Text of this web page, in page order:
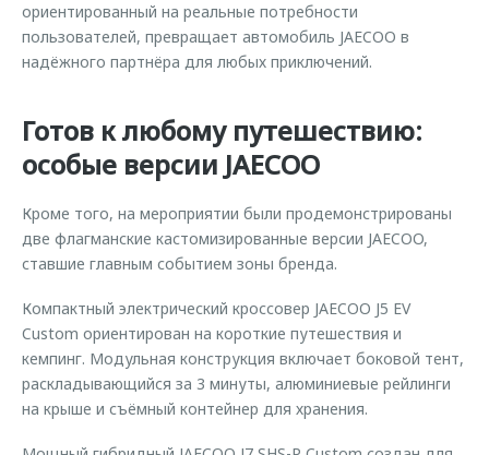
ориентированный на реальные потребности
пользователей, превращает автомобиль JAECOO в
надёжного партнёра для любых приключений.
Готов к любому путешествию:
особые версии JAECOO
Кроме того, на мероприятии были продемонстрированы
две флагманские кастомизированные версии JAECOO,
ставшие главным событием зоны бренда.
Компактный электрический кроссовер JAECOO J5 EV
Custom ориентирован на короткие путешествия и
кемпинг. Модульная конструкция включает боковой тент,
раскладывающийся за 3 минуты, алюминиевые рейлинги
на крыше и съёмный контейнер для хранения.